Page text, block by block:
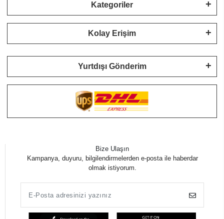
Kategoriler
Kolay Erişim
Yurtdışı Gönderim
Bize Ulaşın
Kampanya, duyuru, bilgilendirmelerden e-posta ile haberdar
olmak istiyorum.